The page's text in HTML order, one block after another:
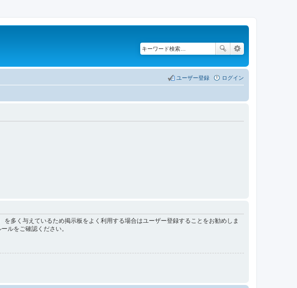
ログイン
ユーザー登録
多く与えているため掲示板をよく利用する場合はユーザー登録することをお勧めしま
ルをご確認ください。